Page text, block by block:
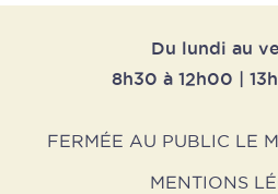
Du lundi au
8h30 à 12h00 |
FERMÉE AU PUBLIC LE
MENTIONS